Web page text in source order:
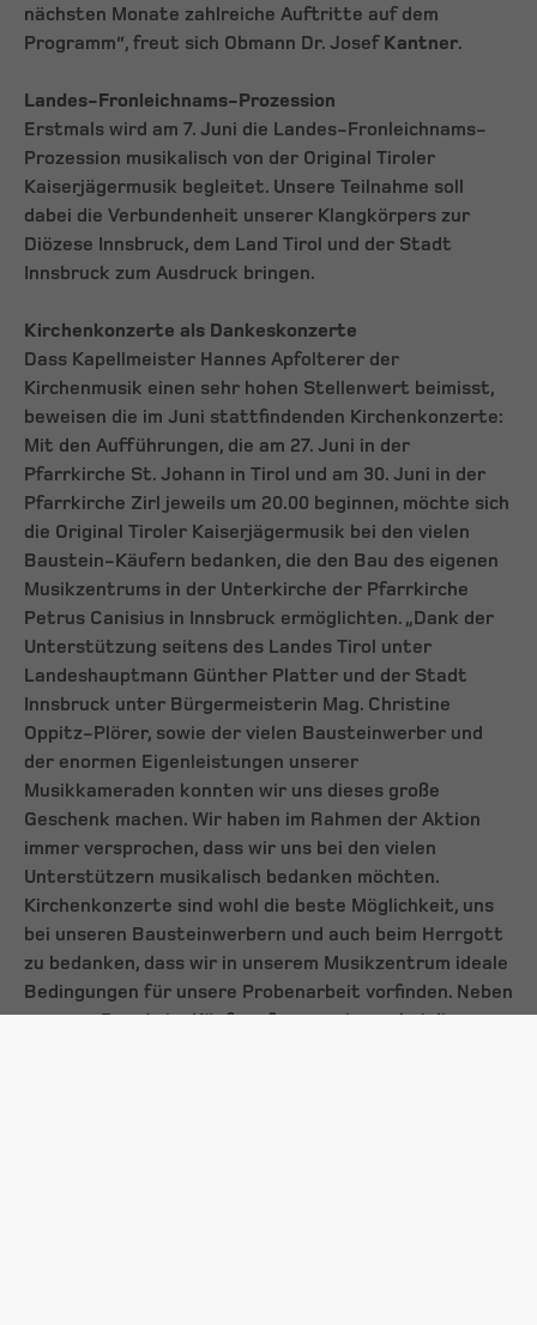
nächsten Monate zahlreiche Auftritte auf dem
Programm“, freut sich Obmann Dr. Josef Kantner.
Landes-Fronleichnams-Prozession
Erstmals wird am 7. Juni die Landes-Fronleichnams-
Prozession musikalisch von der Original Tiroler
Kaiserjägermusik begleitet. Unsere Teilnahme soll
dabei die Verbundenheit unserer Klangkörpers zur
Diözese Innsbruck, dem Land Tirol und der Stadt
Innsbruck zum Ausdruck bringen.
Kirchenkonzerte als Dankeskonzerte
Dass Kapellmeister Hannes Apfolterer der
Kirchenmusik einen sehr hohen Stellenwert beimisst,
beweisen die im Juni stattfindenden Kirchenkonzerte:
Mit den Aufführungen, die am 27. Juni in der
Pfarrkirche St. Johann in Tirol und am 30. Juni in der
Pfarrkirche Zirl jeweils um 20.00 beginnen, möchte sich
die Original Tiroler Kaiserjägermusik bei den vielen
Baustein-Käufern bedanken, die den Bau des eigenen
Musikzentrums in der Unterkirche der Pfarrkirche
Petrus Canisius in Innsbruck ermöglichten. „Dank der
Unterstützung seitens des Landes Tirol unter
Landeshauptmann Günther Platter und der Stadt
Innsbruck unter Bürgermeisterin Mag. Christine
Oppitz-Plörer, sowie der vielen Bausteinwerber und
der enormen Eigenleistungen unserer
Musikkameraden konnten wir uns dieses große
Geschenk machen. Wir haben im Rahmen der Aktion
immer versprochen, dass wir uns bei den vielen
Unterstützern musikalisch bedanken möchten.
Kirchenkonzerte sind wohl die beste Möglichkeit, uns
bei unseren Bausteinwerbern und auch beim Herrgott
zu bedanken, dass wir in unserem Musikzentrum ideale
Bedingungen für unsere Probenarbeit vorfinden. Neben
unseren Baustein-Käufern freuen wir uns bei diesen